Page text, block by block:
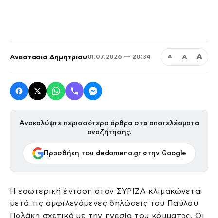
Αναστασία Δημητρίου01.07.2026 — 20:34 Α Α Α
Ανακαλύψτε περισσότερα άρθρα στα αποτελέσματα
αναζήτησης.
Προσθήκη του dedomeno.gr στην Google
Η εσωτερική ένταση στον ΣΥΡΙΖΑ κλιμακώνεται
μετά τις αμφιλεγόμενες δηλώσεις του Παύλου
Πολάκη σχετικά με την ηγεσία του κόμματος. Οι